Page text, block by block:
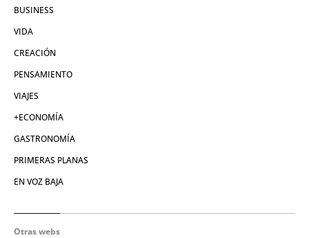
BUSINESS
VIDA
CREACIÓN
PENSAMIENTO
VIAJES
+ECONOMÍA
GASTRONOMÍA
PRIMERAS PLANAS
EN VOZ BAJA
Otras webs